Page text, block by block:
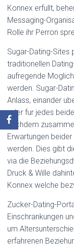
Konnex erfullt,
Messaging-
Rolle ihr Perron
Sugar-Dating-Sites
traditionellen
aufregende
werden. Sugar-
Anlass, einander
oder fur jedes
nachdem
Erwartungen
werden. Dies gibt
via die
Druck & Wille
Konnex welche
Zucker-Dating-
Einschrankungen
um
erfahrenen